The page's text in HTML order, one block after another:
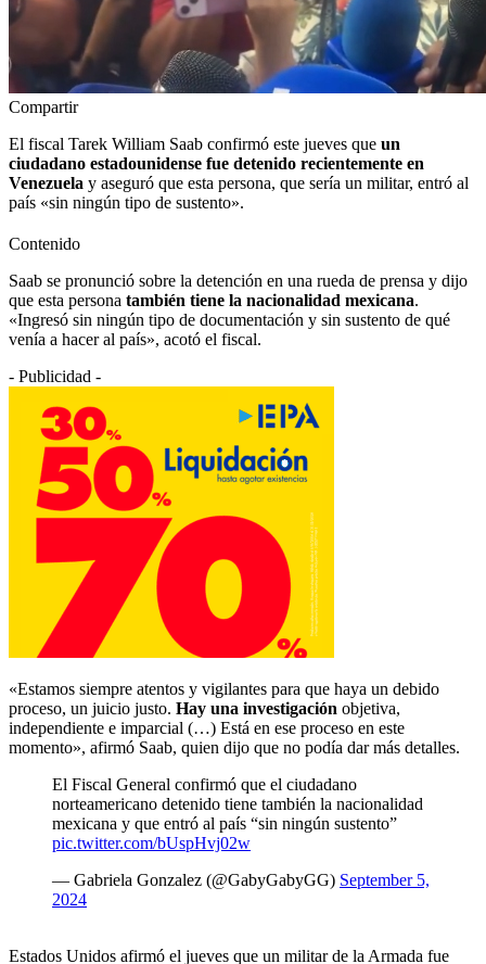
Compartir
El fiscal Tarek William Saab confirmó este jueves que un
ciudadano estadounidense fue detenido recientemente en
Venezuela y aseguró que esta persona, que sería un militar, entró al
país «sin ningún tipo de sustento».
Contenido
Saab se pronunció sobre la detención en una rueda de prensa y dijo
que esta persona también tiene la nacionalidad mexicana.
«Ingresó sin ningún tipo de documentación y sin sustento de qué
venía a hacer al país», acotó el fiscal.
- Publicidad -
«Estamos siempre atentos y vigilantes para que haya un debido
proceso, un juicio justo. Hay una investigación objetiva,
independiente e imparcial (…) Está en ese proceso en este
momento», afirmó Saab, quien dijo que no podía dar más detalles.
El Fiscal General confirmó que el ciudadano
norteamericano detenido tiene también la nacionalidad
mexicana y que entró al país “sin ningún sustento”
pic.twitter.com/bUspHvj02w
— Gabriela Gonzalez (@GabyGabyGG) September 5,
2024
Estados Unidos afirmó el jueves que un militar de la Armada fue